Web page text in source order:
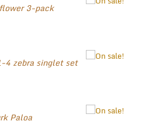
3-pack
4 zebra singlet set
Paloa